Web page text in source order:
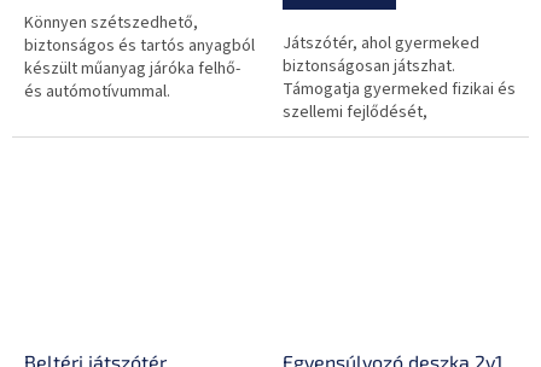
0,0
csillag.
Könnyen szétszedhető,
biztonságos és tartós anyagból
készült műanyag járóka felhő-
és autómotívummal.
Játszótér, ahol gyermeked
biztonságosan játszhat.
Támogatja gyermeked fizikai és
szellemi fejlődését,
Beltéri játszótér Egyensúlyozó deszka 2v1